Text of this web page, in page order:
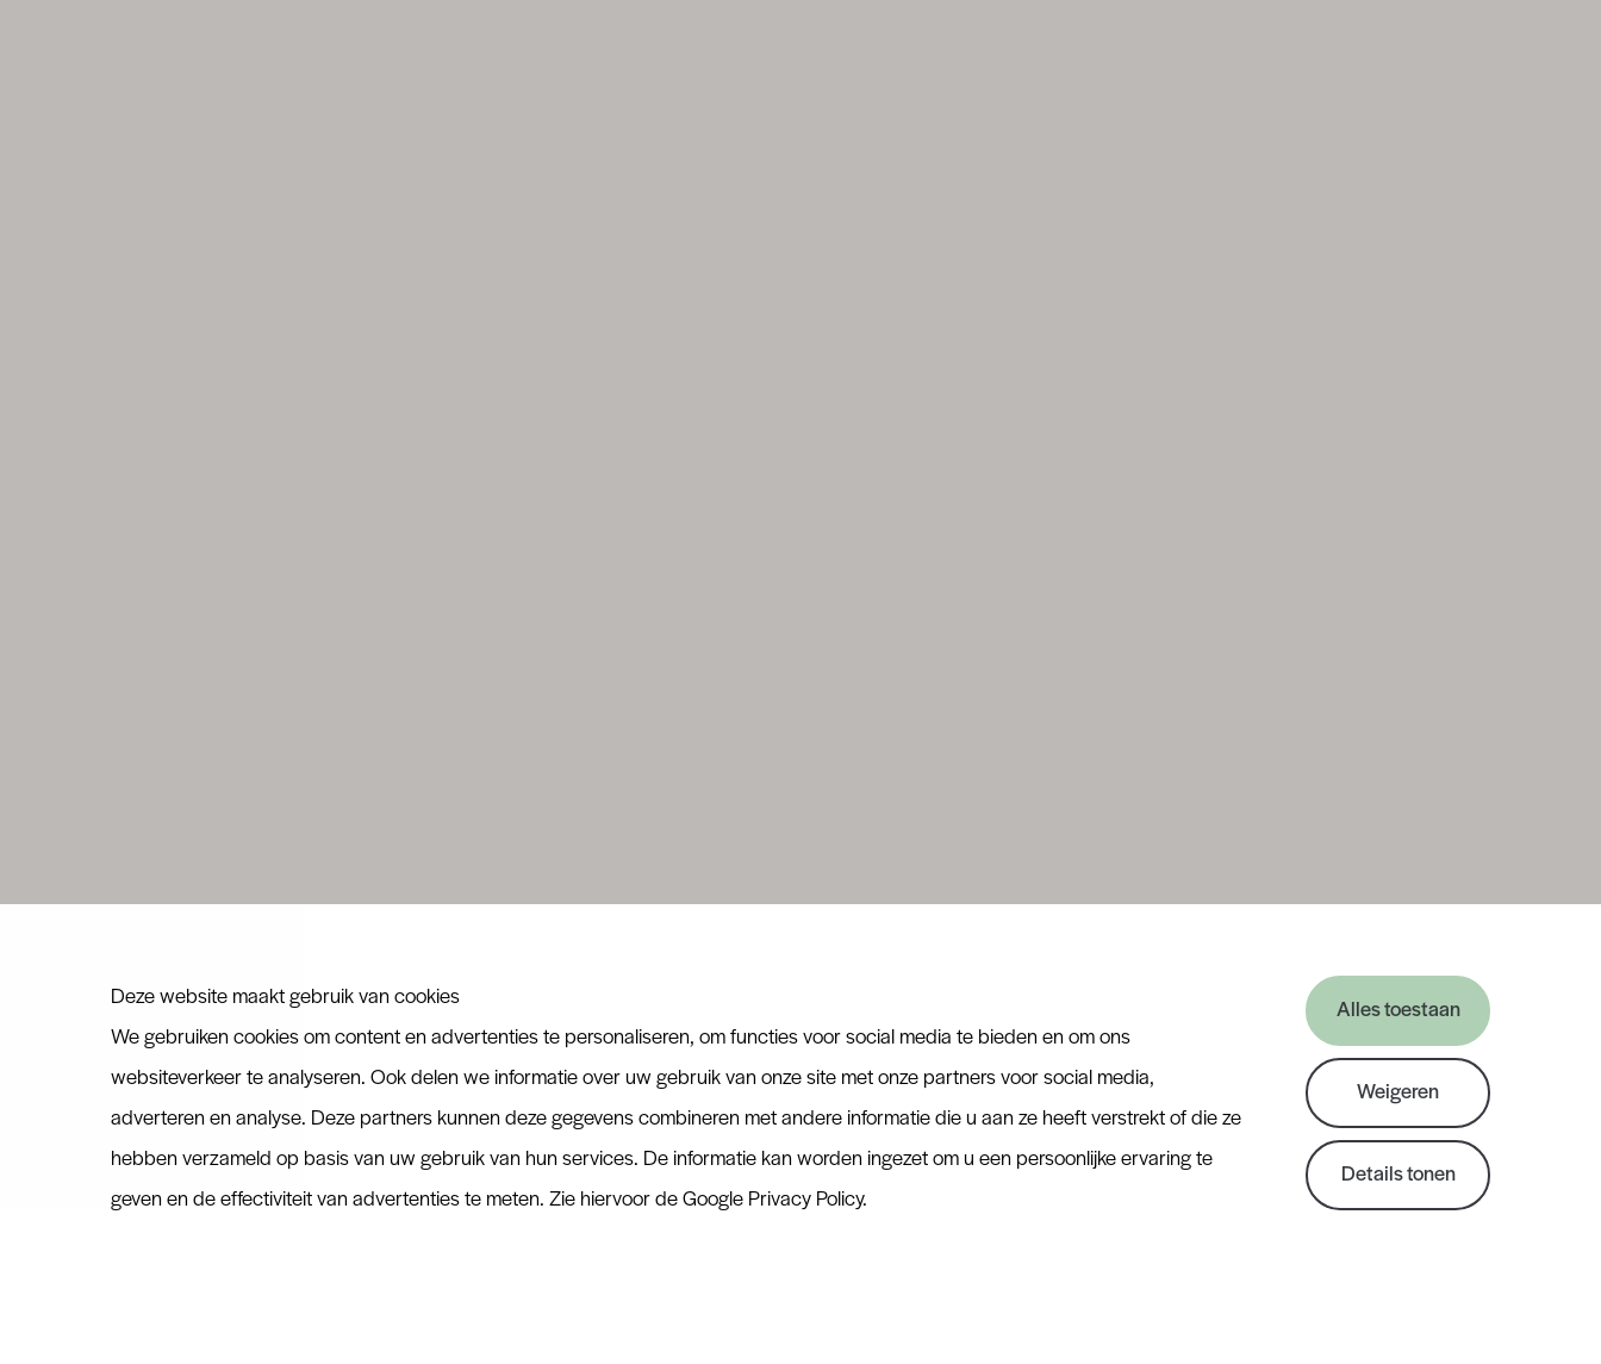
Deze website maakt gebruik van cookies
We gebruiken cookies om content en advertenties te personaliseren, om functies voor social media te bieden en om ons
websiteverkeer te analyseren. Ook delen we informatie over uw gebruik van onze site met onze partners voor social media,
adverteren en analyse. Deze partners kunnen deze gegevens combineren met andere informatie die u aan ze heeft verstrekt of die ze
hebben verzameld op basis van uw gebruik van hun services. De informatie kan worden ingezet om u een persoonlijke ervaring te
geven en de effectiviteit van advertenties te meten. Zie hiervoor de Google Privacy Policy.
Alles toestaan
Weigeren
Details tonen